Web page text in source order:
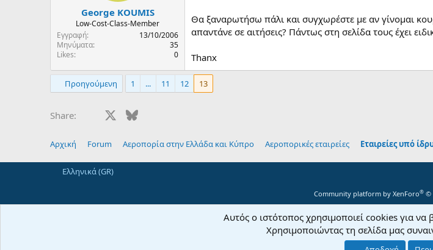
George KOUMIS
Low-Cost-Class-Member
Εγγραφή
13/10/2006
Μηνύματα
35
Likes
0
Θα ξαναρωτήσω πάλι και συγχωρέστε με αν γίνομαι
απαντάνε σε αιτήσεις? Πάντως στη σελίδα τους έχει
Thanx
Προηγούμενη 1 ... 11 12 13
Share: Facebook Bluesky
Αρχική Forum Αεροπορία στην Ελλάδα και Κύπρο Αεροπορικές εταιρείες Εταιρείες υπό
Ελληνικά (GR)
Community platform by XenForo® ©
Αυτός ο ιστότοπος χρησιμοποιεί cookies για να
Χρησιμοποιώντας τη σελίδα μας